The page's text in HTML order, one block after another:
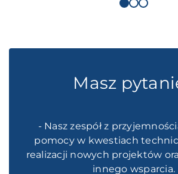
Masz
- Nasz zespół z
pomocy w kwestiach
realizacji nowych projektów
innego wsparcia.